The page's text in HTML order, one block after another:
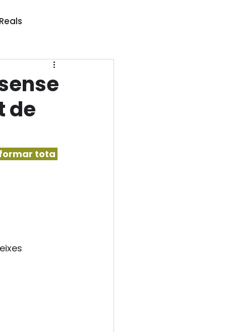
de
tota